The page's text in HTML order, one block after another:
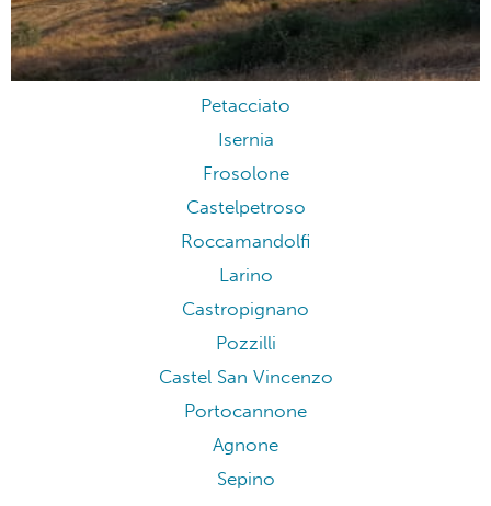
Petacciato
Isernia
Frosolone
Castelpetroso
Roccamandolfi
Larino
Castropignano
Pozzilli
Castel San Vincenzo
Portocannone
Agnone
Sepino